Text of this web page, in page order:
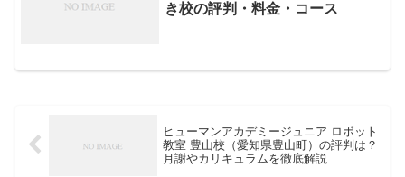
き校の評判・料金・コース
ヒューマンアカデミージュニア ロボット
教室 豊山校（愛知県豊山町）の評判は？
月謝やカリキュラムを徹底解説